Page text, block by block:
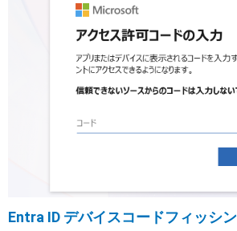
Entra ID デバイスコードフィッシ